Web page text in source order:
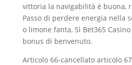
vittoria la navigabilità è buona,
Passo di perdere energia nella
o limone fanta, Sì Bet365
bonus di benvenuto.
Articolo 66-cancellato articolo